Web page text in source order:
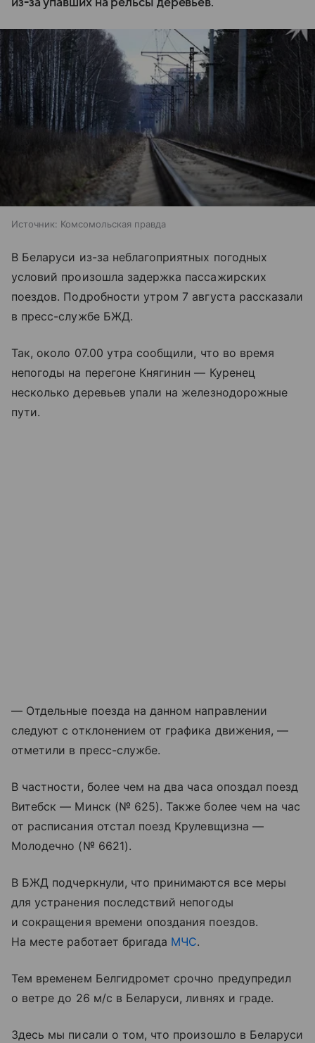
Источник: Комсомольская правда
В Беларуси из-за неблагоприятных погодных
условий произошла задержка пассажирских
поездов. Подробности утром 7 августа рассказали
в пресс-службе БЖД.
Так, около 07.00 утра сообщили, что во время
непогоды на перегоне Княгинин — Куренец
несколько деревьев упали на железнодорожные
пути.
— Отдельные поезда на данном направлении
следуют с отклонением от графика движения, —
отметили в пресс-службе.
В частности, более чем на два часа опоздал поезд
Витебск — Минск (№ 625). Также более чем на час
от расписания отстал поезд Крулевщизна —
Молодечно (№ 6621).
В БЖД подчеркнули, что принимаются все меры
для устранения последствий непогоды
и сокращения времени опоздания поездов.
На месте работает бригада МЧС.
Тем временем Белгидромет срочно предупредил
о ветре до 26 м/с в Беларуси, ливнях и граде.
Здесь мы писали о том, что произошло в Беларуси